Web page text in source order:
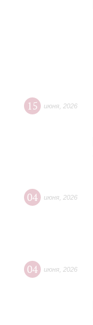
15 июня 2026
04 июня 2026
04 июня 2026